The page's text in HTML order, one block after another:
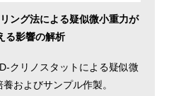
ング法による疑似微小重力が
る影響の解析
クリノスタットによる疑似微
およびサンプル作製。